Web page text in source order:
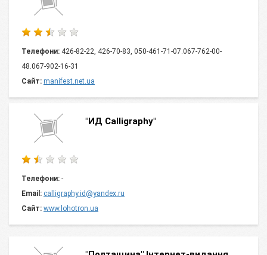
Телефони: 426-82-22, 426-70-83, 050-461-71-07.067-762-00-
48.067-902-16-31
Сайт: manifest.net.ua
"ИД Calligraphy"
Телефони: -
Email: calligraphy.id@yandex.ru
Сайт: www.lohotron.ua